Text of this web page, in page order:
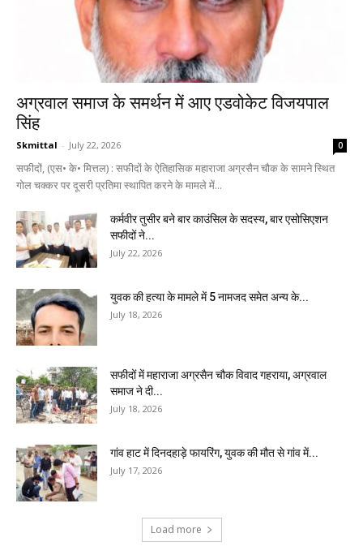
अग्रवाल समाज के समर्थन में आए एडवोकेट विजयपाल
सिंह
Skmittal - July 22, 2026 0
सफीदों, (एस• के• मित्तल) : सफीदों के ऐतिहासिक महाराजा अग्रसैन चौक के सामने स्थित
गोल चक्कर पर दूसरी प्रतिमा स्थापित करने के मामले में...
कर्मवीर तुसीर बने बार काउंसिल के सदस्य, बार एसोसिएशन
सफीदों ने...
July 22, 2026
युवक की हत्या के मामले में 5 नामजद समेत अन्य के...
July 18, 2026
सफीदों में महाराजा अग्रसैन चौक विवाद गहराया, अग्रवाल
समाज ने दी...
July 18, 2026
गांव हाट में दिनदहाड़े फायरिंग, युवक की मौत से गांव में...
July 17, 2026
Load more